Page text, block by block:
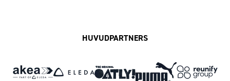
HUVUDPARTNERS